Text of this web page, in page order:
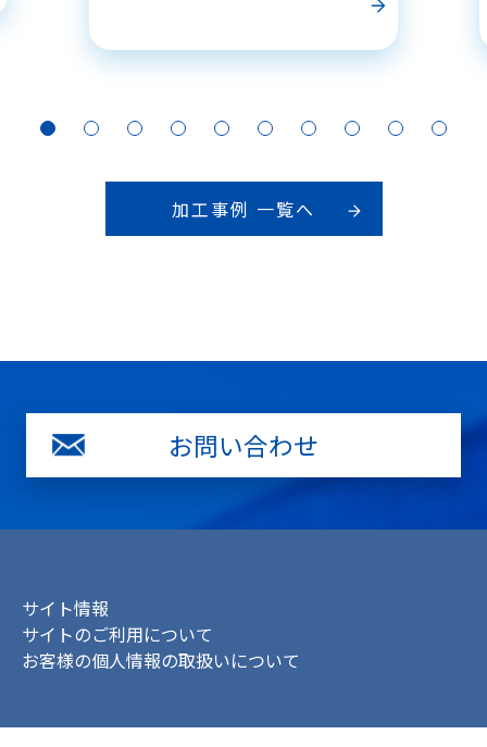
加工事例 一覧へ
お問い合わせ
サイト情報
サイトのご利用について
お客様の個人情報の取扱いについて